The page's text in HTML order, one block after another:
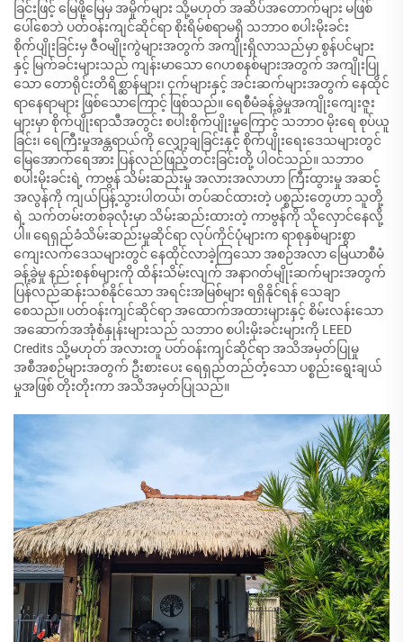
ခြင်းဖြင့် မြေဖို့မြေမှ အမှိုက်များ သို့မဟုတ် အဆိပ်အတောက်များ မဖြစ်
ပေါ်စေဘဲ ပတ်ဝန်းကျင်ဆိုင်ရာ စိုးရိမ်စရာမရှိ သဘာဝ စပါးမိုးခင်း
စိုက်ပျိုးခြင်းမှ ဇီဝမျိုးကွဲများအတွက် အကျိုးရှိလာသည်မှာ စွန်ပင်များ
နှင့် မြက်ခင်းများသည် ကျန်းမာသော ဂေဟစနစ်များအတွက် အကျိုးပြု
သော တောရိုင်းတိရိစ္ဆာန်များ၊ ငှက်များနှင့် အင်းဆက်များအတွက် နေထိုင်
ရာနေရာများ ဖြစ်သောကြောင့် ဖြစ်သည်။ ရေစီမံခန့်ခွဲမှုအကျိုးကျေးဇူး
များမှာ စိုက်ပျိုးရာသီအတွင်း စပါးစိုက်ပျိုးမှုကြောင့် သဘာဝ မိုးရေ စုပ်ယူ
ခြင်း၊ ရေကြီးမှုအန္တရာယ်ကို လျှော့ချခြင်းနှင့် စိုက်ပျိုးရေးဒေသများတွင်
မြေအောက်ရေအား ပြန်လည်ဖြည့်တင်းခြင်းတို့ ပါဝင်သည်။ သဘာဝ
စပါးမိုးခင်းရဲ့ ကာဗွန် သိမ်းဆည်းမှု အလားအလာဟာ ကြီးထွားမှု အဆင့်
အလွန်ကို ကျယ်ပြန့်သွားပါတယ်၊ တပ်ဆင်ထားတဲ့ ပစ္စည်းတွေဟာ သူတို့
ရဲ့ သက်တမ်းတစ်ခုလုံးမှာ သိမ်းဆည်းထားတဲ့ ကာဗွန်ကို သိုလှောင်နေလို့
ပါ။ ရေရှည်ခံသိမ်းဆည်းမှုဆိုင်ရာ လုပ်ကိုင်ပုံများက ရာစုနှစ်များစွာ
ကျေးလက်ဒေသများတွင် နေထိုင်လာခဲ့ကြသော အစဉ်အလာ မြေယာစီမံ
ခန့်ခွဲမှု နည်းစနစ်များကို ထိန်းသိမ်းလျက် အနာဂတ်မျိုးဆက်များအတွက်
ပြန်လည်ဆန်းသစ်နိုင်သော အရင်းအမြစ်များ ရရှိနိုင်ရန် သေချာ
စေသည်။ ပတ်ဝန်းကျင်ဆိုင်ရာ အထောက်အထားများနှင့် စိမ်းလန်းသော
အဆောက်အအုံစံနှုန်းများသည် သဘာဝ စပါးမိုးခင်းများကို LEED
Credits သို့မဟုတ် အလားတူ ပတ်ဝန်းကျင်ဆိုင်ရာ အသိအမှတ်ပြုမှု
အစီအစဉ်များအတွက် ဦးစားပေး ရေရှည်တည်တံ့သော ပစ္စည်းရွေးချယ်
မှုအဖြစ် တိုးတိုးကာ အသိအမှတ်ပြုသည်။